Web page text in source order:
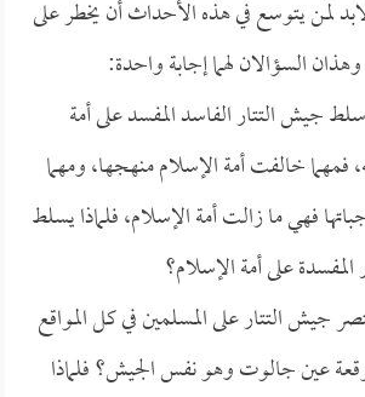
لمن يتوسع في هذه الأحداث أن يخطر على
السؤالان لهما إجابة واحدة:
جيش التتار الفاسد المفسد على أمة
خالفت أمة الإسلام منهجها، ومهما
فهي ما زالت أمة الإسلام، فلماذا يسلط
على أمة الإسلام؟
جيش التتار على المسلمين في كل المواقع
عين جالوت وهو نفس الجيش؟ فلماذا